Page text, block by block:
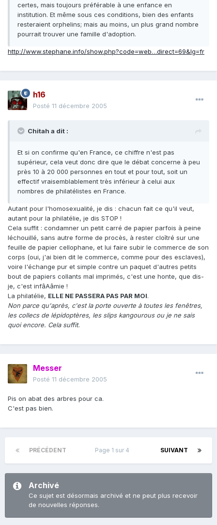
certes, mais toujours préférable à une enfance en
institution. Et même sous ces conditions, bien des enfants
resteraient orphelins; mais au moins, un plus grand nombre
pourrait trouver une famille d'adoption.
http://www.stephane.info/show.php?code=web…direct=69&lg=fr
h16
Posté 11 décembre 2005
Chitah a dit :
Et si on confirme qu'en France, ce chiffre n'est pas
supérieur, cela veut donc dire que le débat concerne à peu
près 10 à 20 000 personnes en tout et pour tout, soit un
effectif vraisemblablement très inférieur à celui aux
nombres de philatélistes en France.
Autant pour l'homosexualité, je dis : chacun fait ce qu'il veut,
autant pour la philatélie, je dis STOP !
Cela suffit : condamner un petit carré de papier parfois à peine
léchouillé, sans autre forme de procès, à rester cloîtré sur une
feuille de papier cellophane, et lui faire subir le commerce de son
corps (oui, j'ai bien dit le commerce, comme pour des esclaves),
voire l'échange pur et simple contre un paquet d'autres petits
bout de papiers collants mal imprimés, c'est une honte, que dis-
je, c'est infâAâmie !
La philatélie, ELLE NE PASSERA PAS PAR MOI.
Non parce qu'après, c'est la porte ouverte à toutes les fenêtres,
les collecs de lépidoptères, les slips kangourous ou je ne sais
quoi encore. Cela suffit.
Messer
Posté 11 décembre 2005
Pis on abat des arbres pour ca.
C'est pas bien.
PRÉCÉDENT SUIVANT
Page 1 sur 4
Archivé
Ce sujet est désormais archivé et ne peut plus recevoir
de nouvelles réponses.